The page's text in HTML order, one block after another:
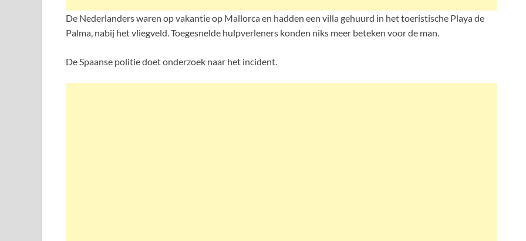
De Nederlanders waren op vakantie op Mallorca en hadden een villa gehuurd in het toeristische Playa de
Palma, nabij het vliegveld. Toegesnelde hulpverleners konden niks meer beteken voor de man.
De Spaanse politie doet onderzoek naar het incident.